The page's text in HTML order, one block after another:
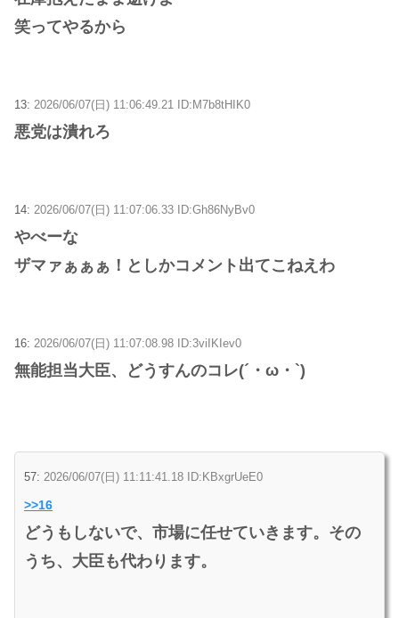
笑ってやるから
13: 2026/06/07(日) 11:06:49.21 ID:M7b8tHIK0
悪党は潰れろ
14: 2026/06/07(日) 11:07:06.33 ID:Gh86NyBv0
やべーな
ザマァぁぁぁ！としかコメント出てこねえわ
16: 2026/06/07(日) 11:07:08.98 ID:3viIKIev0
無能担当大臣、どうすんのコレ(´・ω・`)
57: 2026/06/07(日) 11:11:41.18 ID:KBxgrUeE0
>>16
どうもしないで、市場に任せていきます。その
うち、大臣も代わります。